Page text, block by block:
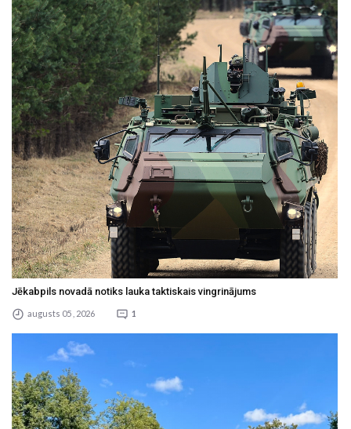
Jēkabpils novadā notiks lauka taktiskais vingrinājums
augusts 05 , 2026 1